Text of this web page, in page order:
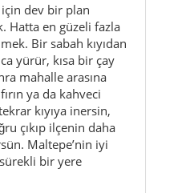
için dev bir plan
Hatta en güzeli fazla
Bir sabah kıyıdan
yürür, kısa bir çay
mahalle arasına
ya da kahveci
kıyıya inersin,
çıkıp ilçenin daha
Maltepe’nin iyi
bir yere